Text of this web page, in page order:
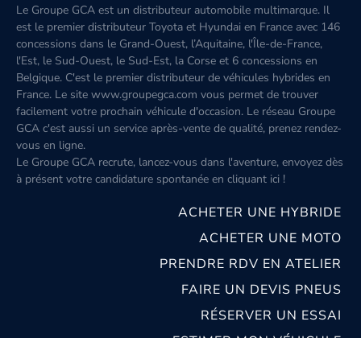
Le Groupe GCA est un distributeur automobile multimarque. Il
est le premier distributeur Toyota et Hyundai en France avec 146
concessions dans le Grand-Ouest, l’Aquitaine, l'Île-de-France,
l'Est, le Sud-Ouest, le Sud-Est, la Corse et 6 concessions en
Belgique. C'est le premier distributeur de véhicules hybrides en
France. Le site www.groupegca.com vous permet de trouver
facilement votre prochain véhicule d'occasion. Le réseau Groupe
GCA c'est aussi un service après-vente de qualité, prenez rendez-
vous en ligne.
Le Groupe GCA recrute, lancez-vous dans l'aventure, envoyez dès
à présent votre candidature spontanée en cliquant ici !
ACHETER UNE HYBRIDE
ACHETER UNE MOTO
PRENDRE RDV EN ATELIER
FAIRE UN DEVIS PNEUS
RÉSERVER UN ESSAI